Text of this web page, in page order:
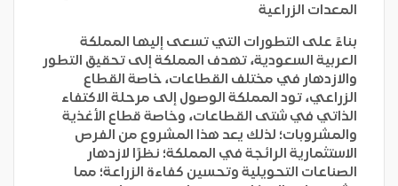
المعدات الزراعية
بناءً على التطورات التي تسعى إليها المملكة
العربية السعودية، تهدف المملكة إلى تحقيق التطور
والازدهار في مختلف القطاعات، خاصة القطاع
الزراعي، تود المملكة الوصول إلى مرحلة الاكتفاء
الذاتي في شتى القطاعات، وخاصة قطاع الأغذية
والمشروبات؛ لذلك يعد هذا المشروع من الفرص
الاستثمارية الرائجة في المملكة؛ نظرًا لازدهار
الصناعات التحويلية وتحسين كفاءة الزراعة؛ مما